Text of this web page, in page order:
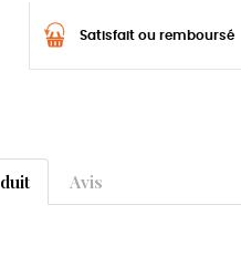
Satisfait ou remboursé
Avis